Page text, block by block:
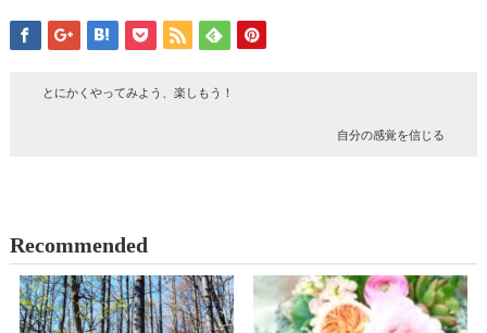
とにかくやってみよう、楽しもう！
自分の感覚を信じる
Recommended